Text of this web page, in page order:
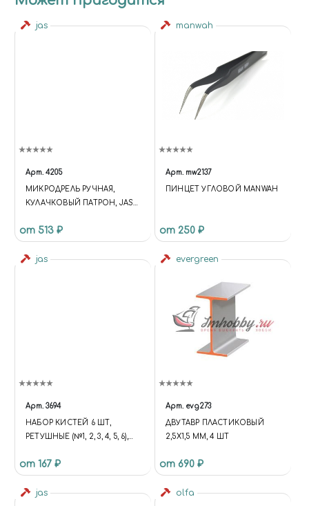
jas
Арт. 4205
МИКРОДРЕЛЬ РУЧНАЯ,
КУЛАЧКОВЫЙ ПАТРОН, JAS
от 513 ₽
manwah
Арт. mw2137
ПИНЦЕТ УГЛОВОЙ MANWAH
от 250 ₽
jas
Арт. 3694
НАБОР КИСТЕЙ 6 ШТ,
РЕТУШНЫЕ (№1, 2, 3, 4, 5, 6),
от 167 ₽
evergreen
Арт. evg273
ДВУТАВР ПЛАСТИКОВЫЙ
2,5Х1,5 ММ, 4 ШТ
от 690 ₽
jas olfa